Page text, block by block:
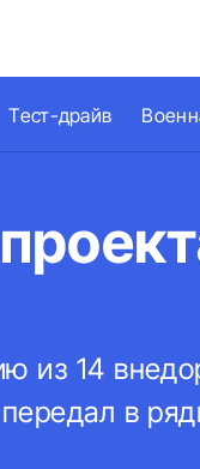
Тест-драйв
из 14
в